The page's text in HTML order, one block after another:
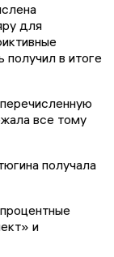
для
получил в итоге
все тому
получала
и